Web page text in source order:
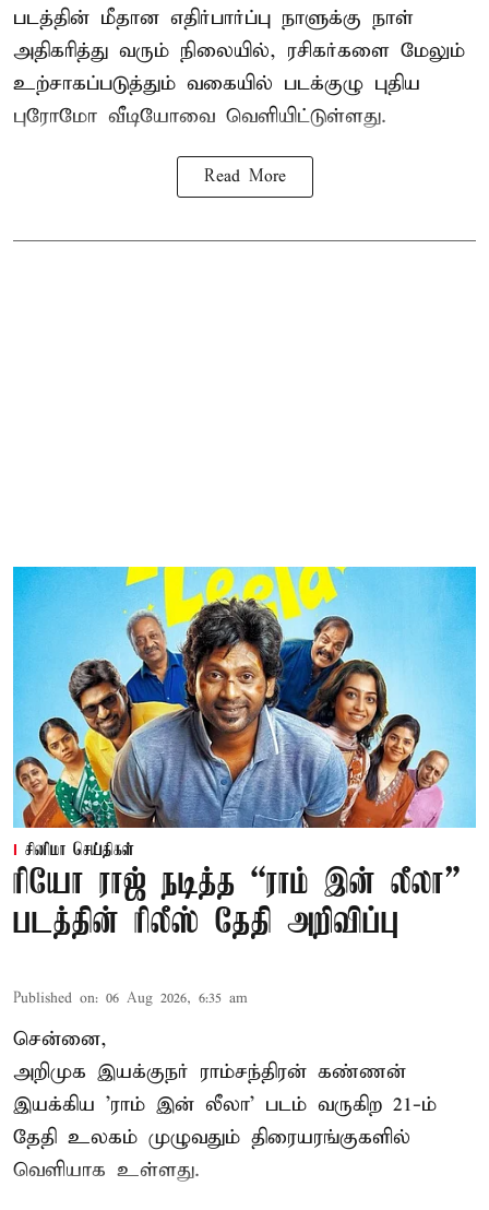
படத்தின் மீதான எதிர்பார்ப்பு நாளுக்கு நாள்
அதிகரித்து வரும் நிலையில், ரசிகர்களை மேலும்
உற்சாகப்படுத்தும் வகையில் படக்குழு புதிய
புரோமோ வீடியோவை வெளியிட்டுள்ளது.
Read More
சினிமா செய்திகள்
ரியோ ராஜ் நடித்த “ராம் இன் லீலா”
படத்தின் ரிலீஸ் தேதி அறிவிப்பு
Published on: 06 Aug 2026, 6:35 am
சென்னை,
அறிமுக இயக்குநர் ராம்சந்திரன் கண்ணன்
இயக்கிய 'ராம் இன் லீலா' படம் வருகிற 21-ம்
தேதி உலகம் முழுவதும் திரையரங்குகளில்
வெளியாக உள்ளது.